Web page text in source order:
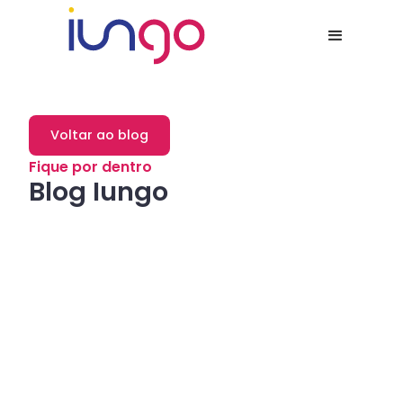
Fique por dentro
Blog Iungo
Voltar ao blog